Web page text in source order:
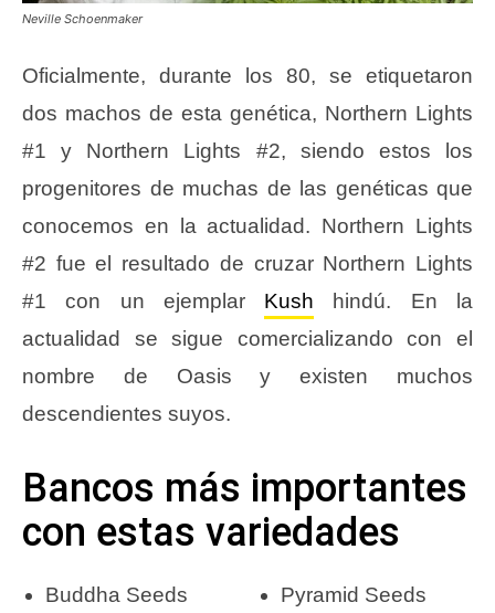
Neville Schoenmaker
Oficialmente, durante los 80, se etiquetaron
dos machos de esta genética, Northern Lights
#1 y Northern Lights #2, siendo estos los
progenitores de muchas de las genéticas que
conocemos en la actualidad. Northern Lights
#2 fue el resultado de cruzar Northern Lights
#1 con un ejemplar Kush hindú. En la
actualidad se sigue comercializando con el
nombre de Oasis y existen muchos
descendientes suyos.
Bancos más importantes
con estas variedades
Buddha Seeds Pyramid Seeds